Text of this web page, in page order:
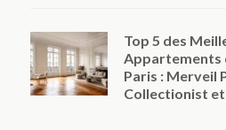
Top 5 des
Appartements
Paris : Merveil
Collectionist et